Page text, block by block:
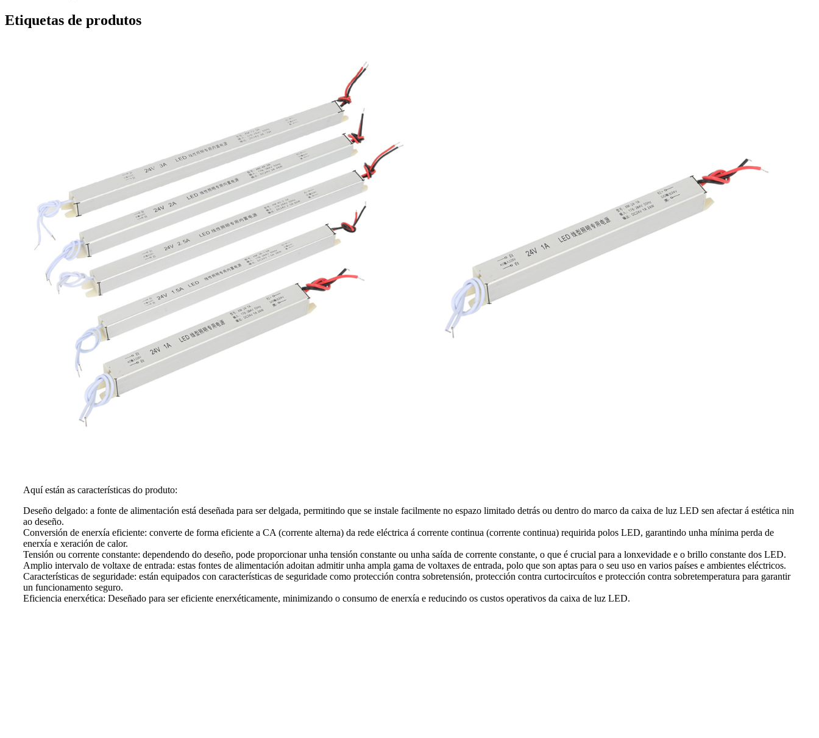
Etiquetas de produtos
Aquí están as características do produto:
Deseño delgado: a fonte de alimentación está deseñada para ser delgada, permitindo que se instale facilmente no espazo limitado detrás ou dentro do marco da caixa de luz LED sen afectar á estética nin
ao deseño.
Conversión de enerxía eficiente: converte de forma eficiente a CA (corrente alterna) da rede eléctrica á corrente continua (corrente continua) requirida polos LED, garantindo unha mínima perda de
enerxía e xeración de calor.
Tensión ou corrente constante: dependendo do deseño, pode proporcionar unha tensión constante ou unha saída de corrente constante, o que é crucial para a lonxevidade e o brillo constante dos LED.
Amplio intervalo de voltaxe de entrada: estas fontes de alimentación adoitan admitir unha ampla gama de voltaxes de entrada, polo que son aptas para o seu uso en varios países e ambientes eléctricos.
Características de seguridade: están equipados con características de seguridade como protección contra sobretensión, protección contra curtocircuítos e protección contra sobretemperatura para garantir
un funcionamento seguro.
Eficiencia enerxética: Deseñado para ser eficiente enerxéticamente, minimizando o consumo de enerxía e reducindo os custos operativos da caixa de luz LED.